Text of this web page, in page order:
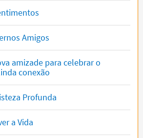
Amigos
amizade para celebrar o
conexão
Profunda
a Vida